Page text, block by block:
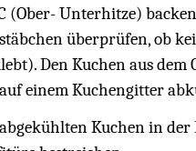
(Ober- Unterhitze)
überprüfen, ob
Den Kuchen aus dem
einem Kuchengitter
Kuchen in